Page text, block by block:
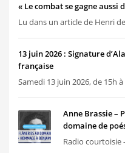
« Le combat se gagne aussi
Lu dans un article de Henri
13 juin 2026 : Signature
française
Samedi 13 juin 2026, de 15h
Anne Brassie –
domaine de
Radio courtoisie